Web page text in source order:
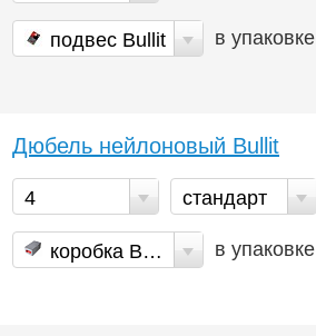
подвес Bullit в упаковке
Дюбель нейлоновый Bullit
4 стандарт
коробка Bullit в упаковке